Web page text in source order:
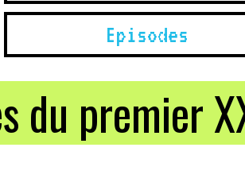
Episodes
du premier